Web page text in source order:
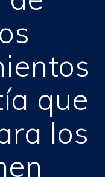
que
los